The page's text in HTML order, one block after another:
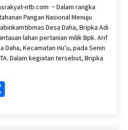
ntb.com ~ Dalam rangka
Pangan Nasional Menuju
Desa Daha, Bripka Adi
lahan pertanian milik Bpk. Arif
Daha, Kecamatan Hu’u, pada Senin
Dalam kegiatan tersebut, Bripka
Share